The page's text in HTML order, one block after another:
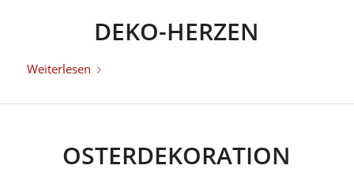
DEKO-HERZEN
Weiterlesen
OSTERDEKORATION